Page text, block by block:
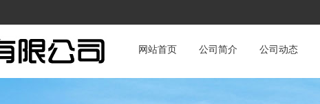
网站首页 公司简介 公司动态